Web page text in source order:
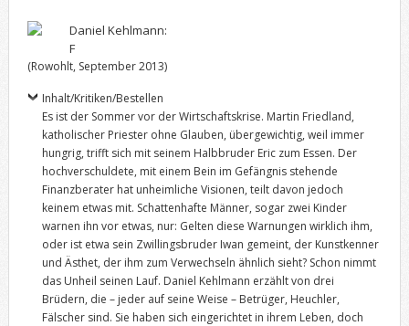
Daniel Kehlmann:
F
(Rowohlt, September 2013)
Inhalt/Kritiken/Bestellen
Es ist der Sommer vor der Wirtschaftskrise. Martin Friedland,
katholischer Priester ohne Glauben, übergewichtig, weil immer
hungrig, trifft sich mit seinem Halbbruder Eric zum Essen. Der
hochverschuldete, mit einem Bein im Gefängnis stehende
Finanzberater hat unheimliche Visionen, teilt davon jedoch
keinem etwas mit. Schattenhafte Männer, sogar zwei Kinder
warnen ihn vor etwas, nur: Gelten diese Warnungen wirklich ihm,
oder ist etwa sein Zwillingsbruder Iwan gemeint, der Kunstkenner
und Ästhet, der ihm zum Verwechseln ähnlich sieht? Schon nimmt
das Unheil seinen Lauf. Daniel Kehlmann erzählt von drei
Brüdern, die – jeder auf seine Weise – Betrüger, Heuchler,
Fälscher sind. Sie haben sich eingerichtet in ihrem Leben, doch